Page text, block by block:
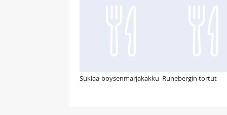
Suklaa-boysenmarjakakku Runebergin tortut